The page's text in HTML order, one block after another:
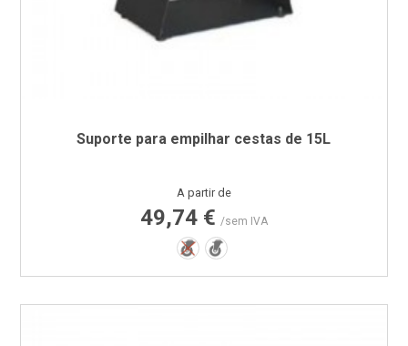
Suporte para empilhar cestas de 15L
Preço
A partir de
49,74 € /sem IVA
NãoSim